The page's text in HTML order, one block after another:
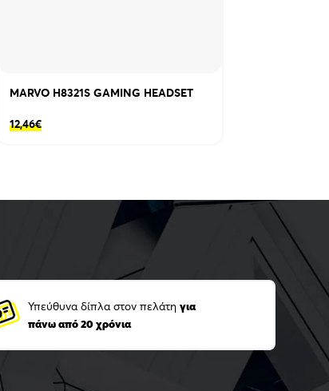
MARVO H8321S GAMING HEADSET
12,46€
Υπεύθυνα δίπλα στον πελάτη για
πάνω από 20 χρόνια